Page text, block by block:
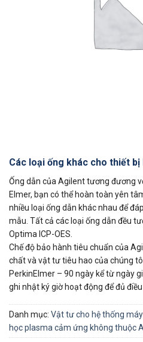
Các loại ống khác cho thiết bị
Ống dẫn của Agilent tương đương
Elmer, bạn có thể hoàn toàn yên
nhiều loại ống dẫn khác nhau để
mẫu. Tất cả các loại ống dẫn đều
Optima ICP-OES.
Chế độ bảo hành tiêu chuẩn của
chất và vật tư tiêu hao của chúng
PerkinElmer – 90 ngày kể từ ngày
ghi nhật ký giờ hoạt động để đủ điều
Danh mục: Vật tư cho hệ thống
học plasma cảm ứng không thuộc